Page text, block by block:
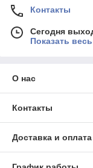
Контакты
Сегодня
Показать
О нас
Контакты
Доставка и оплата